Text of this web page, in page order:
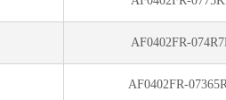
AF0402FR-
AF0402FR-